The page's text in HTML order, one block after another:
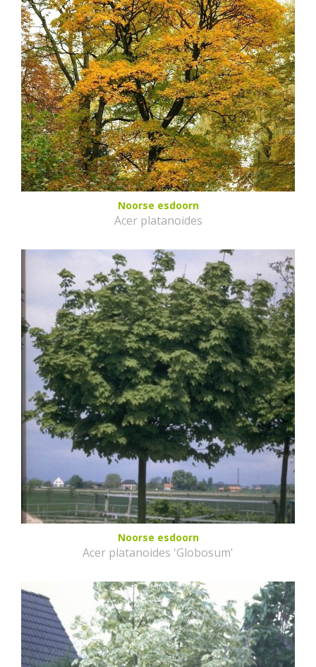
Noorse esdoorn
Acer platanoides
Noorse esdoorn
Acer platanoides 'Globosum'